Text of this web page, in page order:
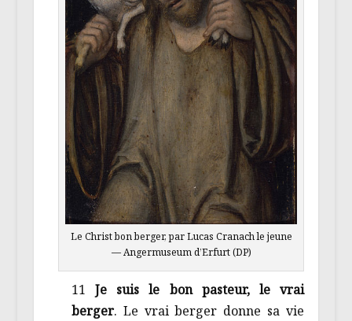
Le Christ bon berger, par Lucas Cranach le jeune
— Angermuseum d’Erfurt (DP)
11 Je suis le bon pasteur, le vrai
berger. Le vrai berger donne sa vie